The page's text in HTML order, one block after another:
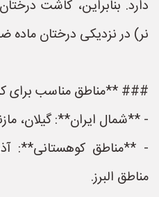
دارد. بنابراین، کاشت
نر) در نزدیکی درختان
### **مناطق مناسب برای
- **شمال ایران**: گیلان،
- **مناطق کوهستانی**:
مناطق البرز.